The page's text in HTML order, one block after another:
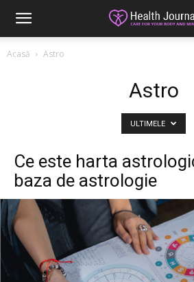
Acasă Astro
Astro
ULTIMELE
Ce este harta
baza de astrologie